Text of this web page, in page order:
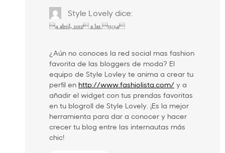
Style Lovely dice:
4 abril, 2012 a las 13:34
¿Aún no conoces la red social mas fashion
favorita de las bloggers de moda? El
equipo de Style Lovley te anima a crear tu
perfil en http://www.fashiolista.com/ y a
añadir el widget con tus prendas favoritas
en tu blogroll de Style Lovely. ¡Es la mejor
herramienta para dar a conocer y hacer
crecer tu blog entre las internautas más
chic!